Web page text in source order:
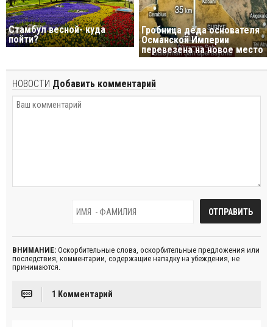
Стамбул весной- куда
пойти?
Гробница деда основателя
Османской Империи
перевезена на новое место
НОВОСТИ Добавить комментарий
ВНИМАНИЕ: Оскорбительные слова, оскорбительные предложения или
последствия, комментарии, содержащие нападку на убеждения, не
принимаются.
1 Комментарий